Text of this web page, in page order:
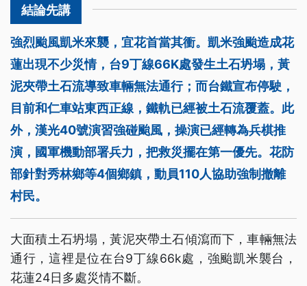
強烈颱風凱米來襲，宜花首當其衝。凱米強颱造成花
蓮出現不少災情，台9丁線66K處發生土石坍塌，黃
泥夾帶土石流導致車輛無法通行；而台鐵宣布停駛，
目前和仁車站東西正線，鐵軌已經被土石流覆蓋。此
外，漢光40號演習強碰颱風，操演已經轉為兵棋推
演，國軍機動部署兵力，把救災擺在第一優先。花防
部針對秀林鄉等4個鄉鎮，動員110人協助強制撤離
村民。
大面積土石坍塌，黃泥夾帶土石傾瀉而下，車輛無法
通行，這裡是位在台9丁線66k處，強颱凱米襲台，
花蓮24日多處災情不斷。